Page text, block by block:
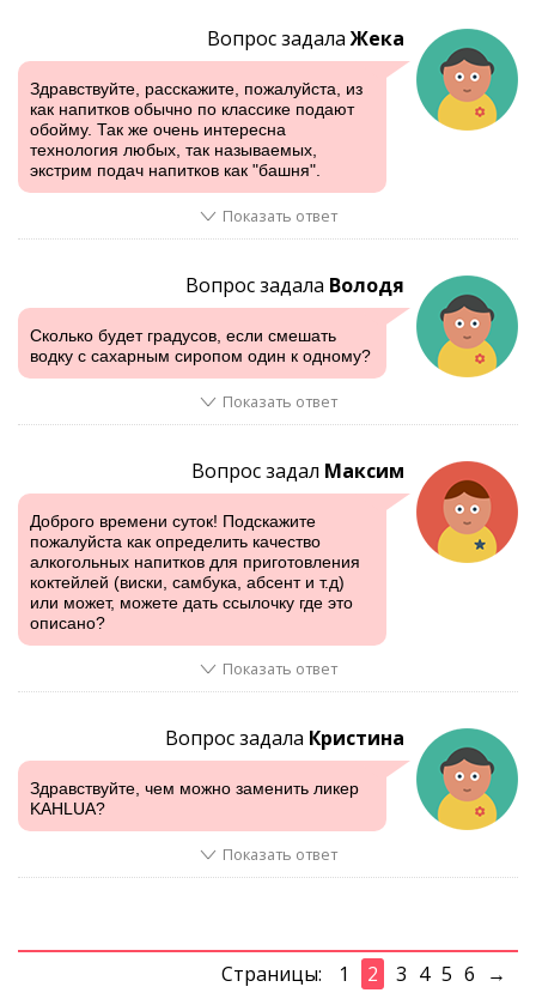
Вопрос задалаЖека
Здравствуйте, расскажите, пожалуйста, из
как напитков обычно по классике подают
обойму. Так же очень интересна
технология любых, так называемых,
экстрим подач напитков как "башня".
Показать ответ
Вопрос задала Володя
Сколько будет градусов, если смешать
водку с сахарным сиропом один к одному?
Показать ответ
Вопрос задал Максим
Доброго времени суток! Подскажите
пожалуйста как определить качество
алкогольных напитков для приготовления
коктейлей (виски, самбука, абсент и т.д)
или может, можете дать ссылочку где это
описано?
Показать ответ
Вопрос задала Кристина
Здравствуйте, чем можно заменить ликер
KAHLUA?
Показать ответ
Страницы: 1 2 3 4 5 6 →